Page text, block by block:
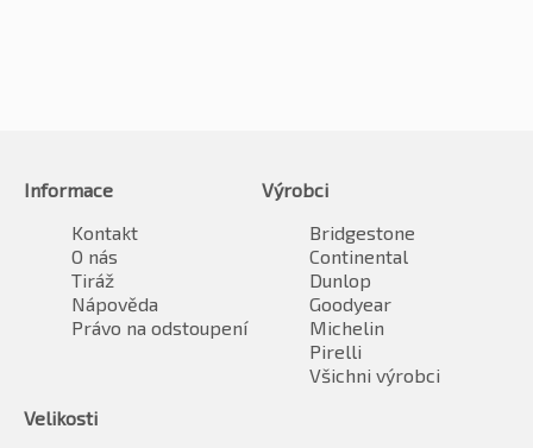
Informace
Kontakt
O nás
Tiráž
Nápověda
Právo na odstoupení
Výrobci
Bridgestone
Continental
Dunlop
Goodyear
Michelin
Pirelli
Všichni výrobci
Velikosti